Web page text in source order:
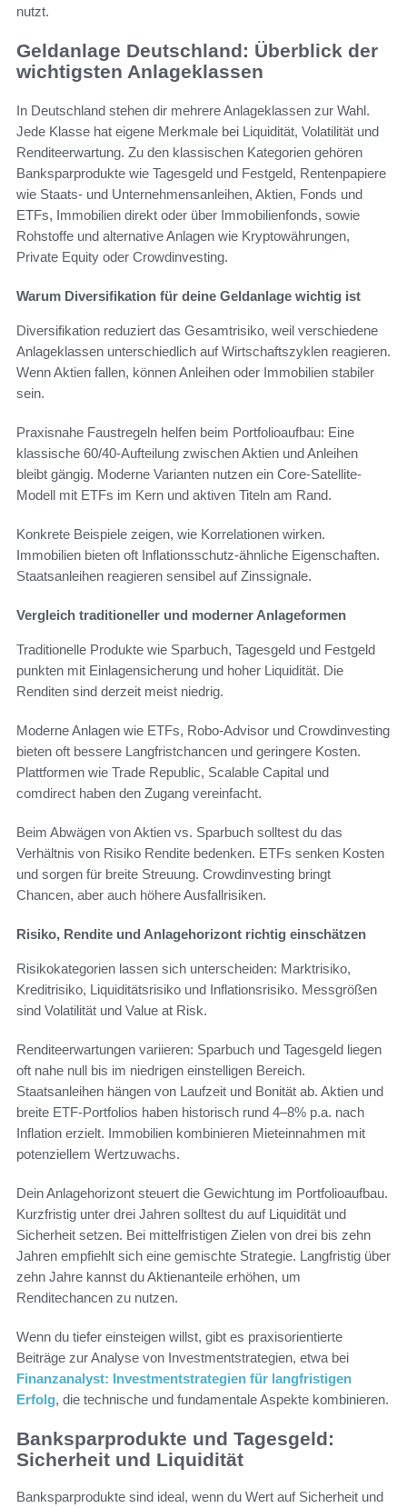
nutzt.
Geldanlage Deutschland: Überblick der
wichtigsten Anlageklassen
In Deutschland stehen dir mehrere Anlageklassen zur Wahl.
Jede Klasse hat eigene Merkmale bei Liquidität, Volatilität und
Renditeerwartung. Zu den klassischen Kategorien gehören
Banksparprodukte wie Tagesgeld und Festgeld, Rentenpapiere
wie Staats- und Unternehmensanleihen, Aktien, Fonds und
ETFs, Immobilien direkt oder über Immobilienfonds, sowie
Rohstoffe und alternative Anlagen wie Kryptowährungen,
Private Equity oder Crowdinvesting.
Warum Diversifikation für deine Geldanlage wichtig ist
Diversifikation reduziert das Gesamtrisiko, weil verschiedene
Anlageklassen unterschiedlich auf Wirtschaftszyklen reagieren.
Wenn Aktien fallen, können Anleihen oder Immobilien stabiler
sein.
Praxisnahe Faustregeln helfen beim Portfolioaufbau: Eine
klassische 60/40-Aufteilung zwischen Aktien und Anleihen
bleibt gängig. Moderne Varianten nutzen ein Core-Satellite-
Modell mit ETFs im Kern und aktiven Titeln am Rand.
Konkrete Beispiele zeigen, wie Korrelationen wirken.
Immobilien bieten oft Inflationsschutz-ähnliche Eigenschaften.
Staatsanleihen reagieren sensibel auf Zinssignale.
Vergleich traditioneller und moderner Anlageformen
Traditionelle Produkte wie Sparbuch, Tagesgeld und Festgeld
punkten mit Einlagensicherung und hoher Liquidität. Die
Renditen sind derzeit meist niedrig.
Moderne Anlagen wie ETFs, Robo-Advisor und Crowdinvesting
bieten oft bessere Langfristchancen und geringere Kosten.
Plattformen wie Trade Republic, Scalable Capital und
comdirect haben den Zugang vereinfacht.
Beim Abwägen von Aktien vs. Sparbuch solltest du das
Verhältnis von Risiko Rendite bedenken. ETFs senken Kosten
und sorgen für breite Streuung. Crowdinvesting bringt
Chancen, aber auch höhere Ausfallrisiken.
Risiko, Rendite und Anlagehorizont richtig einschätzen
Risikokategorien lassen sich unterscheiden: Marktrisiko,
Kreditrisiko, Liquiditätsrisiko und Inflationsrisiko. Messgrößen
sind Volatilität und Value at Risk.
Renditeerwartungen variieren: Sparbuch und Tagesgeld liegen
oft nahe null bis im niedrigen einstelligen Bereich.
Staatsanleihen hängen von Laufzeit und Bonität ab. Aktien und
breite ETF-Portfolios haben historisch rund 4–8% p.a. nach
Inflation erzielt. Immobilien kombinieren Mieteinnahmen mit
potenziellem Wertzuwachs.
Dein Anlagehorizont steuert die Gewichtung im Portfolioaufbau.
Kurzfristig unter drei Jahren solltest du auf Liquidität und
Sicherheit setzen. Bei mittelfristigen Zielen von drei bis zehn
Jahren empfiehlt sich eine gemischte Strategie. Langfristig über
zehn Jahre kannst du Aktienanteile erhöhen, um
Renditechancen zu nutzen.
Wenn du tiefer einsteigen willst, gibt es praxisorientierte
Beiträge zur Analyse von Investmentstrategien, etwa bei
Finanzanalyst: Investmentstrategien für langfristigen
Erfolg, die technische und fundamentale Aspekte kombinieren.
Banksparprodukte und Tagesgeld:
Sicherheit und Liquidität
Banksparprodukte sind ideal, wenn du Wert auf Sicherheit und